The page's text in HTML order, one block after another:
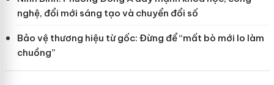
nghệ, đổi mới sáng tạo và chuyển đổi số
Bảo vệ thương hiệu từ gốc: Đừng để “mất bò mới lo làm
chuồng”